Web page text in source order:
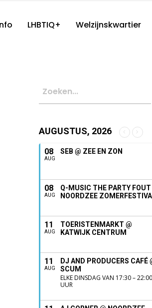
LHBTIQ+ Welzijnskwartier
AUGUSTUS, 2026
08
AUG
SEB @ ZEE EN ZON
08
AUG
Q-MUSIC THE PARTY FOUT
NOORDZEE
11
AUG
TOERISTENMARKT @
KATWIJK CENTRUM
11
AUG
DJ AND PRODUCERS CAFÉ
SCUM
ELKE DINSDAG VAN 17:30 – 22:00
UUR